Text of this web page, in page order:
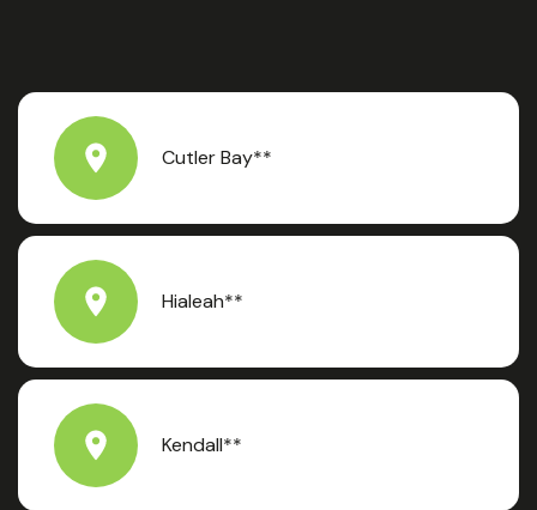
Cutler Bay**
Hialeah**
Kendall**